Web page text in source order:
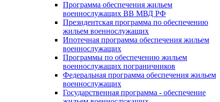
Программа обеспечения жильем
военнослужащих ВВ МВД РФ
Президентская программа по обеспечению
жильем военнослужащих
Ипотечная программа обеспечения жильем
военнослужащих
Программы по обеспечению жильем
военнослужащих пограничников
Федеральная программа обеспечения жильем
военнослужащих
Государственная программа - обеспечение